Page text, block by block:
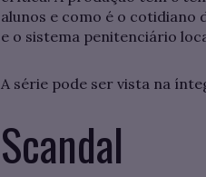
alunos e como é o cotidiano
e o sistema penitenciário
A série pode ser vista na
Scandal